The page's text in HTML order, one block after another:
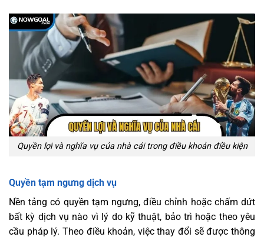
Quyền lợi và nghĩa vụ của nhà cái trong điều khoản điều kiện
Quyền tạm ngưng dịch vụ
Nền tảng có quyền tạm ngưng, điều chỉnh hoặc chấm dứt
bất kỳ dịch vụ nào vì lý do kỹ thuật, bảo trì hoặc theo yêu
cầu pháp lý. Theo điều khoản, việc thay đổi sẽ được thông